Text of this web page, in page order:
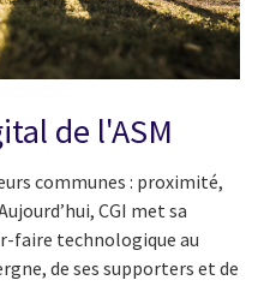
de l'ASM
communes : proximité,
CGI met sa
faire technologique au
de ses supporters et de